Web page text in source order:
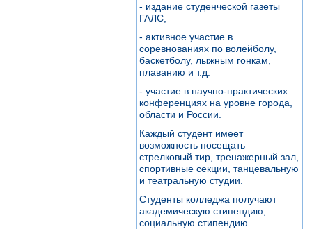
- издание студенческой газеты
ГАЛС,
- активное участие в
соревнованиях по волейболу,
баскетболу, лыжным гонкам,
плаванию и т.д.
- участие в научно-практических
конференциях на уровне города,
области и России.
Каждый студент имеет
возможность посещать
стрелковый тир, тренажерный зал,
спортивные секции, танцевальную
и театральную студии.
Студенты колледжа получают
академическую стипендию,
социальную стипендию.